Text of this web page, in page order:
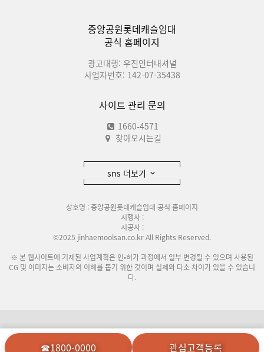
중앙공원롯데캐슬임대
공식 홈페이지
광고대행: 우진인터내셔널
사업자번호: 142-07-35438
사이트 관리 문의
1660-4571
찾아오시는길
sns 더보기
상호명 : 중앙공원롯데캐슬임대 공식 홈페이지
시행사 :
시공사 :
©2025 jinhaemoolsan.co.kr All Rights Reserved.
※ 본 웹사이트에 기재된 사업계획은 인•허가 과정에서 일부 변경될 수 있으며 사용된
CG 및 이미지는 소비자의 이해를 돕기 위한 것이며 실제와 다소 차이가 있을 수 있습니
다.
이용안내 개인정보처리방침
☎1800-0000 관심고객등록